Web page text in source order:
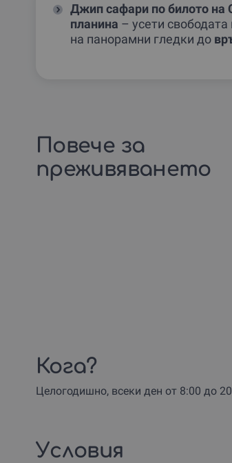
Джип сафари по билото на
планина – усети свободата
на панорамни гледки до
Повече за
преживяването
Кога?
Целогодишно, всеки ден от 8:00 до
Условия